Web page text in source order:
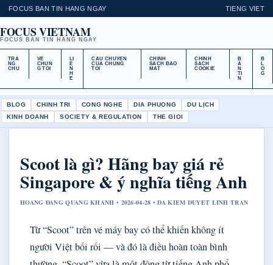
FOCUS BAN TIN HANG NGAY TIENG VIET
FOCUS VIETNAM
FOCUS BAN TIN HANG NGAY
TRA
NG
CHU
VE
CHUN
G TOI
LI
E
N
H
E
CAU CHUYEN
CUA CHUNG
TOI
CHINH
SACH BAO
MAT
CHINH
SACH
COOKIE
B
A
N
TI
N
B
L
O
G
BLOG CHINH TRI CONG NGHE DIA PHUONG
DU LỊCH
KINH DOANH
SOCIETY & REGULATION THE GIOI
Scoot là gì? Hãng bay giá rẻ
Singapore & ý nghĩa tiếng Anh
HOANG DANG QUANG KHANH • 2026-04-28 • DA KIEM DUYET LINH TRAN
Từ “Scoot” trên vé máy bay có thể khiến không ít
người Việt bối rối — và đó là điều hoàn toàn bình